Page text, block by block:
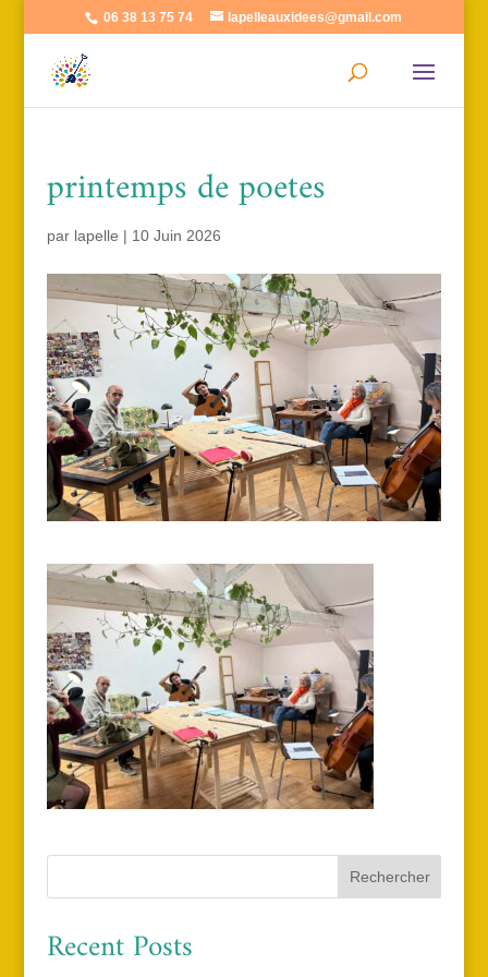
06 38 13 75 74 lapelleauxidees@gmail.com
printemps de poetes
par lapelle | 10 Juin 2026
Rechercher
Recent Posts